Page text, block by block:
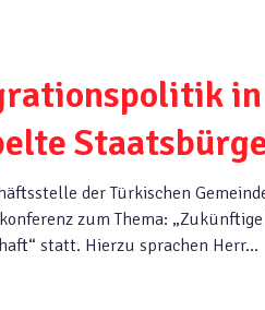
der Türkischen
zum Thema:
statt. Hierzu sprachen Herr…